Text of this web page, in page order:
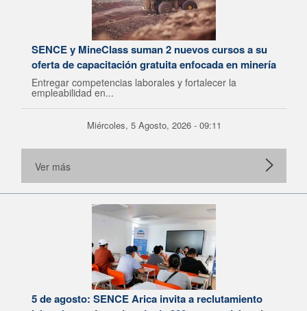
SENCE y MineClass suman 2 nuevos cursos a su
oferta de capacitación gratuita enfocada en minería
Entregar competencias laborales y fortalecer la
empleabilidad en...
Miércoles, 5 Agosto, 2026 - 09:11
Ver más
5 de agosto: SENCE Arica invita a reclutamiento